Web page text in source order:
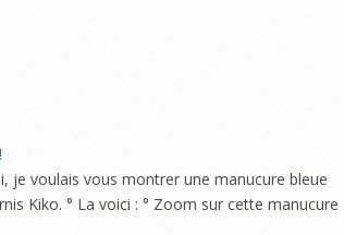
je voulais vous montrer une manucure bleue
Kiko. ° La voici : ° Zoom sur cette manucure